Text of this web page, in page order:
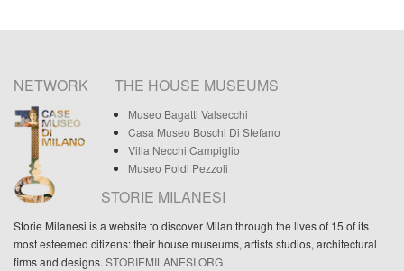
NETWORK THE HOUSE MUSEUMS
Museo Bagatti Valsecchi
Casa Museo Boschi Di Stefano
Villa Necchi Campiglio
Museo Poldi Pezzoli
STORIE MILANESI
Storie Milanesi is a website to discover Milan through the lives of 15 of its
most esteemed citizens: their house museums, artists studios, architectural
firms and designs. STORIEMILANESI.ORG